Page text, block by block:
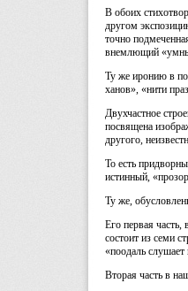
В обоих
другом
точно
внемлющий
Ту же иронию в
ханов», «нити
Двухчастное
посвящена
другого,
То есть
истинный,
Ту же,
Его первая
состоит из семи
«поодаль слушает
Вторая часть в